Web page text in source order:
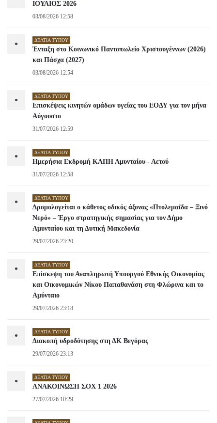
ΙΟΥΛΙΟΣ 2026
03/08/2026 12:58
• ΔΕΛΤΊΑ ΤΎΠΟΥ
Ένταξη στο Κοινωνικό Παντοπωλείο Χριστουγέννων (2026)
και Πάσχα (2027)
03/08/2026 12:54
• ΔΕΛΤΊΑ ΤΎΠΟΥ
Επισκέψεις κινητών ομάδων υγείας του ΕΟΔΥ για τον μήνα
Αύγουστο
31/07/2026 12:59
• ΔΕΛΤΊΑ ΤΎΠΟΥ
Ημερήσια Εκδρομή ΚΑΠΗ Αμυνταίου - Αετού
31/07/2026 12:58
• ΔΕΛΤΊΑ ΤΎΠΟΥ
Δρομολογείται ο κάθετος οδικός άξονας «Πτολεμαΐδα – Ξινό
Νερό» – Έργο στρατηγικής σημασίας για τον Δήμο
Αμυνταίου και τη Δυτική Μακεδονία
29/07/2026 23:20
• ΔΕΛΤΊΑ ΤΎΠΟΥ
Επίσκεψη του Αναπληρωτή Υπουργού Εθνικής Οικονομίας
και Οικονομικών Νίκου Παπαθανάση στη Φλώρινα και το
Αμύνταιο
29/07/2026 23:18
• ΔΕΛΤΊΑ ΤΎΠΟΥ
Διακοπή υδροδότησης στη ΔΚ Βεγόρας
29/07/2026 23:13
• ΔΕΛΤΊΑ ΤΎΠΟΥ
ΑΝΑΚΟΙΝΩΣΗ ΣΟΧ 1 2026
27/07/2026 10:29